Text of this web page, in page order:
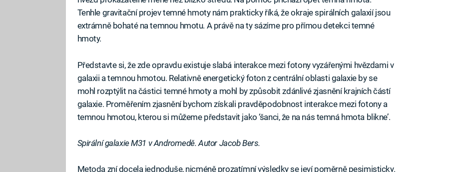
Tenhle gravitační projev temné hmoty nám prakticky říká, že okraje spirálních galaxií jsou
extrámně bohaté na temnou hmotu. A právě na ty sázíme pro přímou detekci temné
hmoty.
Představte si, že zde opravdu existuje slabá interakce mezi fotony vyzářenými hvězdami v
galaxii a temnou hmotou. Relativně energetický foton z centrální oblasti galaxie by se
mohl rozptýlit na částici temné hmoty a mohl by způsobit zdánlivé zjasnění krajních částí
galaxie. Proměřením zjasnění bychom získali pravděpodobnost interakce mezi fotony a
temnou hmotou, kterou si můžeme představit jako ‘šanci, že na nás temná hmota blikne’.
Spirální galaxie M31 v Andromedě. Autor Jacob Bers.
Metoda zní docela jednoduše, nicméně prozatímní výsledky se jeví poměrně pesimisticky.